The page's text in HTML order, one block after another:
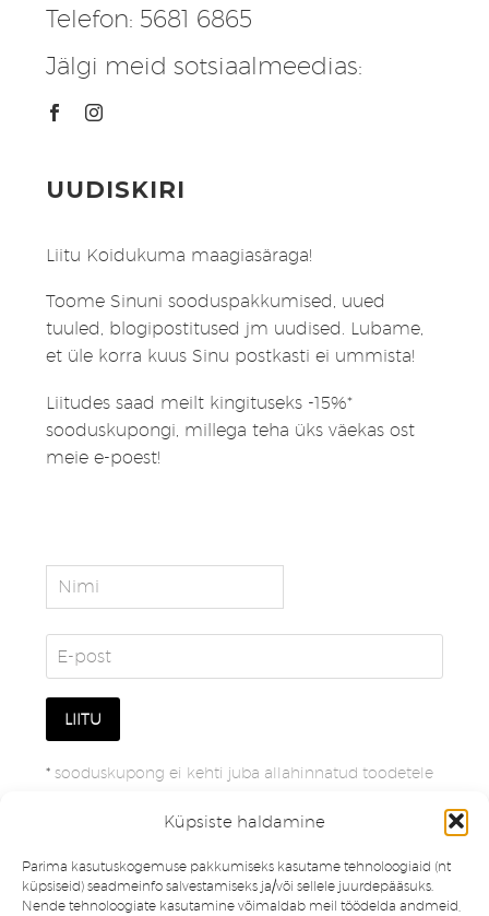
Küpsiste haldamine
Parima kasutuskogemuse pakkumiseks kasutame tehnoloogiaid (nt
küpsiseid) seadmeinfo salvestamiseks ja/või sellele juurdepääsuks.
Nende tehnoloogiate kasutamine võimaldab meil töödelda andmeid,
Telefon: 5681 6865
Jälgi meid sotsiaalmeedias:
UUDISKIRI
Liitu Koidukuma maagiasäraga!
Toome Sinuni sooduspakkumised, uued
tuuled, blogipostitused jm uudised. Lubame,
et üle korra kuus Sinu postkasti ei ummista!
Liitudes saad meilt kingituseks -15%*
sooduskupongi, millega teha üks väekas ost
meie e-poest!
* sooduskupong ei kehti juba allahinnatud toodetele